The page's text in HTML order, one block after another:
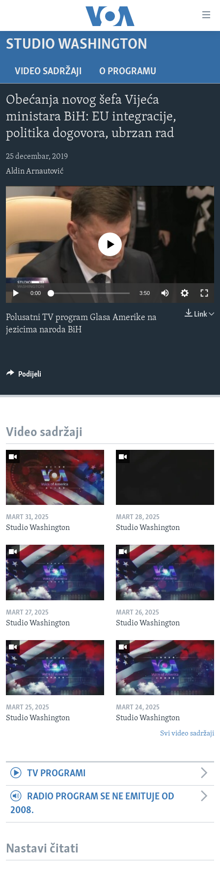
glavni
Pređi
na
glavnu
Idi
na
VIDEO
VIJESTI
BOSNA I HERCEGOVINA
SVIJET
NAUKA I TEHNOLOGIJA
SPECIJALNI PROJEKTI
KORUPCIJA
SLOBODA MEDIJA
ŽENSKA STRANA
IZBJEGLIČKA STRANA
O GLASU AMERIKE
Learning English
STUDIO WASHINGTON
VIDEO SADRŽAJI O PROGRAMU
Obećanja novog šefa Vijeća
ministara BiH: EU integracije,
politika dogovora, ubrzan rad
25 decembar, 2019
Aldin Arnautović
No media source currently available
0:00 3:50
Link
Polusatni TV program Glasa Amerike na
jezicima naroda BiH
Podijeli
Video sadržaji
MART 31, 2025
Studio Washington
MART 28, 2025
Studio Washington
MART 27, 2025
Studio Washington
MART 26, 2025
Studio Washington
MART 25, 2025
Studio Washington
MART 24, 2025
Studio Washington
Svi video sadržaji
TV PROGRAMI
RADIO PROGRAM SE NE EMITUJE OD
2008.
Nastavi čitati